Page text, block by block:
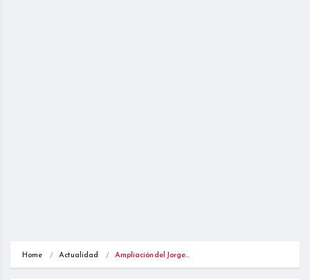
Home Actualidad Ampliación del Jorge…